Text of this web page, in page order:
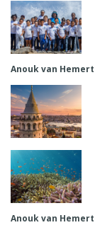
Anouk van Hemert
Anouk van Hemert